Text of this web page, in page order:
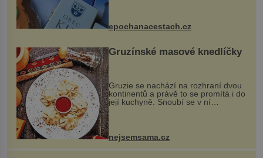
komentovanou prohlídku kostela,
epochanacestach.cz
Gruzínské masové knedlíčky
Gruzie se nachází na rozhraní dvou
kontinentů a právě to se promítá i do
její kuchyně. Snoubí se v ní
evropské a asijské chutě a díky tomu
vznikají rozmanité a chuťově bohaté
pokrmy, které rozhodně st...
nejsemsama.cz